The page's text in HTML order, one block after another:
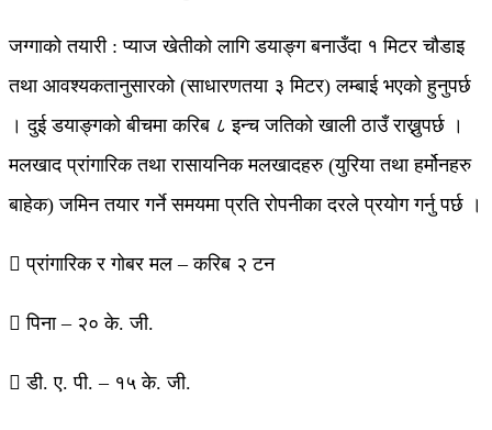
जग्गाको तयारी : प्याज खेतीको लागि डयाङ्ग बनाउँदा १ मिटर चौडाइ
तथा आवश्यकतानुसारको (साधारणतया ३ मिटर) लम्बाई भएको हुनुपर्छ
। दुई डयाङ्गको बीचमा करिब ८ इन्च जतिको खाली ठाउँ राख्नुपर्छ ।
मलखाद प्रांगारिक तथा रासायनिक मलखादहरु (युरिया तथा हर्मोनहरु
बाहेक) जमिन तयार गर्ने समयमा प्रति रोपनीका दरले प्रयोग गर्नु पर्छ ।
 प्रांगारिक र गोबर मल – करिब २ टन
 पिना – २० के. जी.
 डी. ए. पी. – १५ के. जी.